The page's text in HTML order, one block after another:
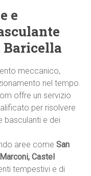
e
Baricella
meccanico,
nel tempo.
offre un servizio
per risolvere
basculanti e dei
aree comeSan
Castel
tempestivi e di